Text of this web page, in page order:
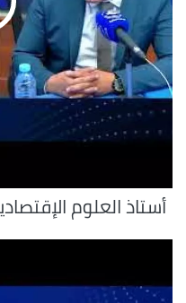
أستاذ العلوم